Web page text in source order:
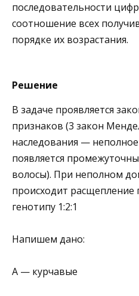
последовательности
соотношение всех
порядке их возрастания.
Решение
В задаче проявляется
признаков (3 закон
наследования —
появляется
волосы). При неполном
происходит расщепление
генотипу 1:2:1
Напишем дано:
А — курчавые